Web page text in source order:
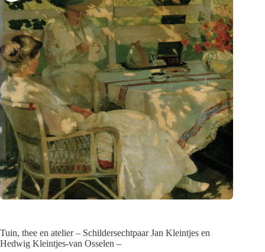
Tuin, thee en atelier – Schildersechtpaar Jan Kleintjes en
Hedwig Kleintjes-van Osselen –